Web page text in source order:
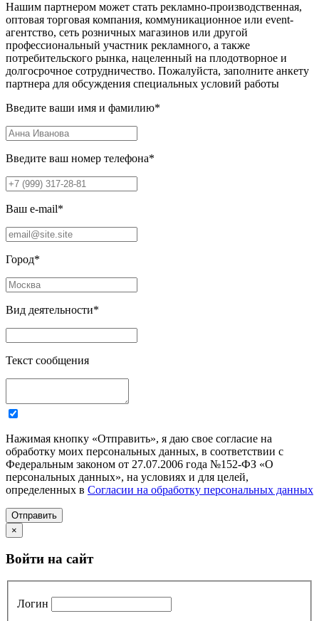
Нашим партнером может стать рекламно-производственная,
оптовая торговая компания, коммуникационное или event-
агентство, сеть розничных магазинов или другой
профессиональный участник рекламного, а также
потребительского рынка, нацеленный на плодотворное и
долгосрочное сотрудничество. Пожалуйста, заполните анкету
партнера для обсуждения специальных условий работы
Введите ваши имя и фамилию*
Введите ваш номер телефона*
Ваш e-mail*
Город*
Вид деятельности*
Текст сообщения
Нажимая кнопку «Отправить», я даю свое согласие на
обработку моих персональных данных, в соответствии с
Федеральным законом от 27.07.2006 года №152-ФЗ «О
персональных данных», на условиях и для целей,
определенных в Согласии на обработку персональных данных
Отправить
×
Войти на сайт
Логин